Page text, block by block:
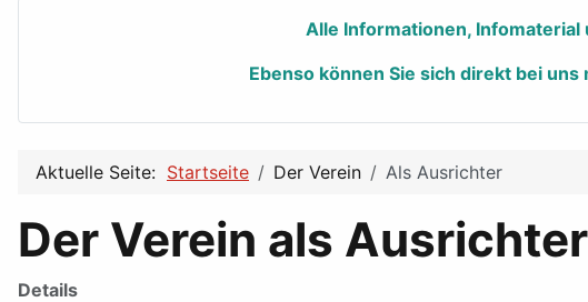
Alle Informationen, Infomaterial
Ebenso können Sie sich direkt bei uns
Aktuelle Seite: Startseite Der Verein Als Ausrichter
Der Verein als Ausrichter
Details